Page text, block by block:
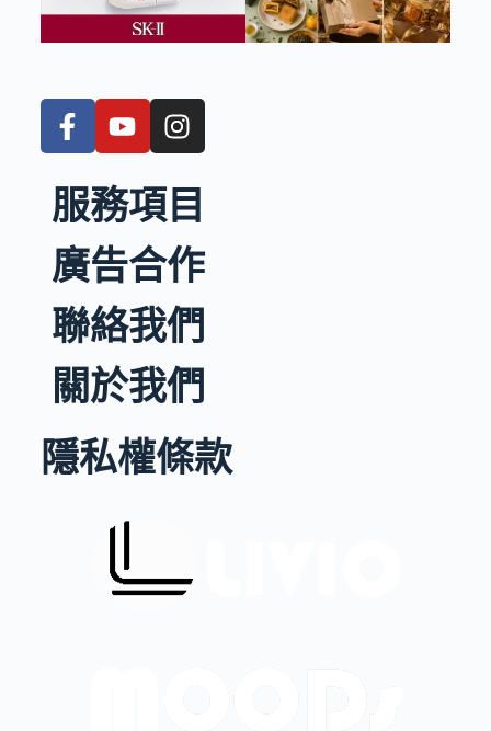
服務項目
廣告合作
聯絡我們
關於我們
隱私權條款